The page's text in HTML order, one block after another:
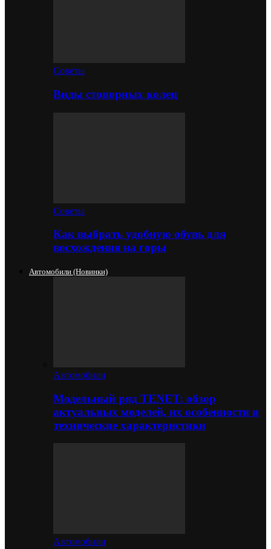
Советы
Виды стопорных колец
Советы
Как выбрать удобную обувь для
восхождения на горы
Автомобили (новинки)
Автомобили
Модельный ряд TENET: обзор
актуальных моделей, их особенности и
технические характеристики
Автомобили